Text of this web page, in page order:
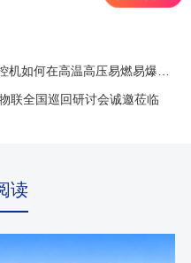
联全国巡回研讨会诚邀莅临
读